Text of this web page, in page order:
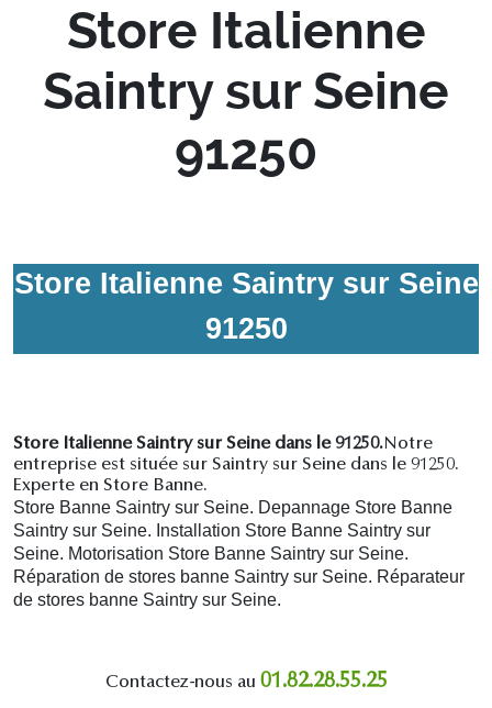
Store Italienne
Saintry sur Seine
91250
Store Italienne Saintry sur Seine
91250
Store Italienne Saintry sur Seine dans le 91250.Notre
entreprise est située sur Saintry sur Seine dans le 91250.
Experte en Store Banne.
Store Banne Saintry sur Seine. Depannage Store Banne
Saintry sur Seine. Installation Store Banne Saintry sur
Seine. Motorisation Store Banne Saintry sur Seine.
Réparation de stores banne Saintry sur Seine. Réparateur
de stores banne Saintry sur Seine.
Contactez-nous au 01.82.28.55.25